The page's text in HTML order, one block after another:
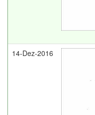
14-Dez-2016